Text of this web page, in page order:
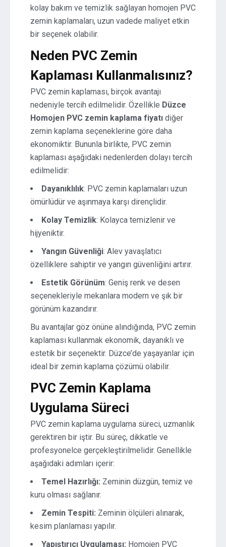
kolay bakım ve temizlik sağlayan homojen PVC
zemin kaplamaları, uzun vadede maliyet etkin
bir seçenek olabilir.
Neden PVC Zemin
Kaplaması Kullanmalısınız?
PVC zemin kaplaması, birçok avantajı
nedeniyle tercih edilmelidir. Özellikle Düzce
Homojen PVC zemin kaplama fiyatı diğer
zemin kaplama seçeneklerine göre daha
ekonomiktir. Bununla birlikte, PVC zemin
kaplaması aşağıdaki nedenlerden dolayı tercih
edilmelidir:
Dayanıklılık: PVC zemin kaplamaları uzun
ömürlüdür ve aşınmaya karşı dirençlidir.
Kolay Temizlik: Kolayca temizlenir ve
hijyeniktir.
Yangın Güvenliği: Alev yavaşlatıcı
özelliklere sahiptir ve yangın güvenliğini artırır.
Estetik Görünüm: Geniş renk ve desen
seçenekleriyle mekanlara modern ve şık bir
görünüm kazandırır.
Bu avantajlar göz önüne alındığında, PVC zemin
kaplaması kullanmak ekonomik, dayanıklı ve
estetik bir seçenektir. Düzce’de yaşayanlar için
ideal bir zemin kaplama çözümü olabilir.
PVC Zemin Kaplama
Uygulama Süreci
PVC zemin kaplama uygulama süreci, uzmanlık
gerektiren bir iştir. Bu süreç, dikkatle ve
profesyonelce gerçekleştirilmelidir. Genellikle
aşağıdaki adımları içerir:
Temel Hazırlığı: Zeminin düzgün, temiz ve
kuru olması sağlanır.
Zemin Tespiti: Zeminin ölçüleri alınarak,
kesim planlaması yapılır.
Yapıştırıcı Uygulaması: Homojen PVC